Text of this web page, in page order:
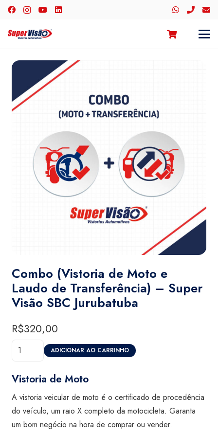
Combo (Vistoria de Moto e
Laudo de Transferência) – Super
Visão SBC Jurubatuba
R$320,00
Combo
de
e
Laudo
de
ADICIONAR AO CARRINHO
Vistoria de Moto
A vistoria veicular de moto é o certificado de procedência
do veículo, um raio X completo da motocicleta. Garanta
um bom negócio na hora de comprar ou vender.